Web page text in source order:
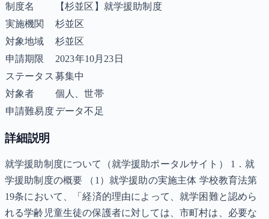
制度名
【杉並区】就学援助制度
実施機関
杉並区
対象地域
杉並区
申請期限
2023年10月23日
ステータス 募集中
対象者
個人、世帯
申請難易度データ不足
詳細説明
就学援助制度について（就学援助ポータルサイト） 1．就
学援助制度の概要 （1）就学援助の実施主体 学校教育法第
19条において、「経済的理由によって、就学困難と認めら
れる学齢児童生徒の保護者に対しては、市町村は、必要な